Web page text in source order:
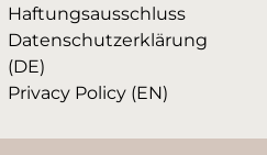
Haftungsausschluss
Datenschutzerklärung
(DE)
Privacy Policy (EN)